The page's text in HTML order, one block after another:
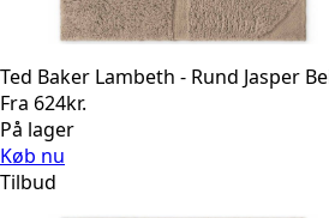
Ted Baker Lambeth - Rund Jasper
Fra 624kr.
På lager
Køb nu
Tilbud